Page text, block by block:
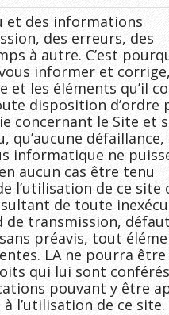
et des informations
des erreurs, des
à autre. C’est
informer et
et les éléments qu’il
disposition d’ordre
concernant le Site et
qu’aucune
informatique ne
aucun cas être tenu
l’utilisation de ce site
de toute
transmission,
préavis, tout
LA ne pourra
qui lui sont
pouvant y être
l’utilisation de ce site.